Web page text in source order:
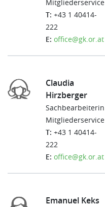
Mitgliederservice
T: +43 1 40414-
222
E: office@gk.or.at
Claudia
Hirzberger
Sachbearbeiterin
Mitgliederservice
T: +43 1 40414-
222
E: office@gk.or.at
Emanuel Keks